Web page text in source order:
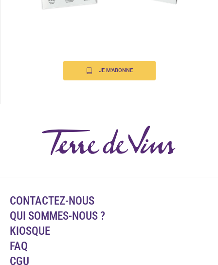
JE M'ABONNE
CONTACTEZ-NOUS
QUI SOMMES-NOUS ?
KIOSQUE
FAQ
CGU